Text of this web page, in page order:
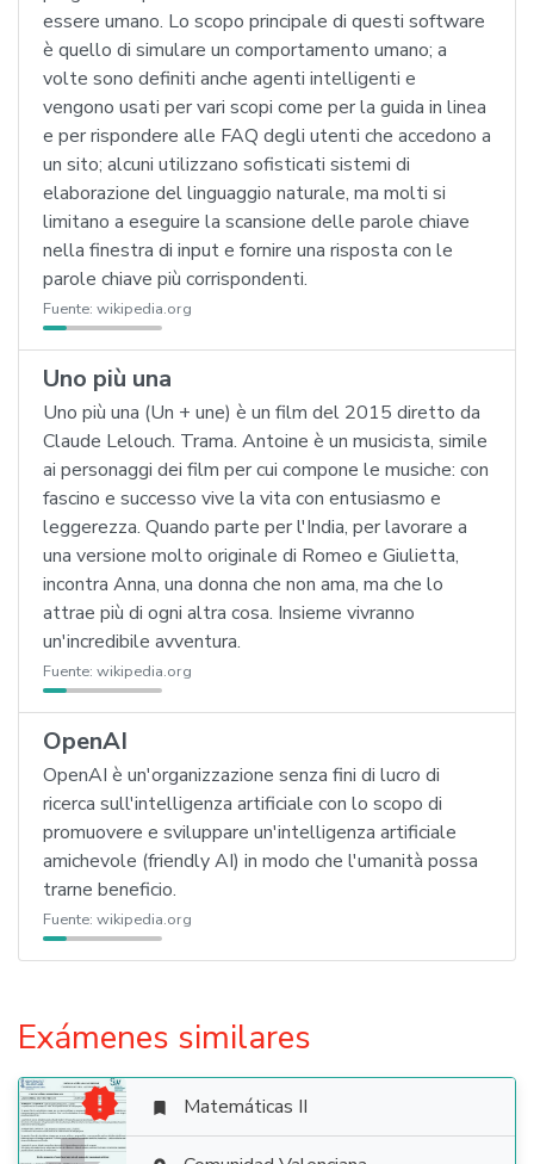
essere umano. Lo scopo principale di questi software
è quello di simulare un comportamento umano; a
volte sono definiti anche agenti intelligenti e
vengono usati per vari scopi come per la guida in linea
e per rispondere alle FAQ degli utenti che accedono a
un sito; alcuni utilizzano sofisticati sistemi di
elaborazione del linguaggio naturale, ma molti si
limitano a eseguire la scansione delle parole chiave
nella finestra di input e fornire una risposta con le
parole chiave più corrispondenti.
Fuente: wikipedia.org
Uno più una
Uno più una (Un + une) è un film del 2015 diretto da
Claude Lelouch. Trama. Antoine è un musicista, simile
ai personaggi dei film per cui compone le musiche: con
fascino e successo vive la vita con entusiasmo e
leggerezza. Quando parte per l'India, per lavorare a
una versione molto originale di Romeo e Giulietta,
incontra Anna, una donna che non ama, ma che lo
attrae più di ogni altra cosa. Insieme vivranno
un'incredibile avventura.
Fuente: wikipedia.org
OpenAI
OpenAI è un'organizzazione senza fini di lucro di
ricerca sull'intelligenza artificiale con lo scopo di
promuovere e sviluppare un'intelligenza artificiale
amichevole (friendly AI) in modo che l'umanità possa
trarne beneficio.
Fuente: wikipedia.org
Exámenes similares
  Matemáticas II